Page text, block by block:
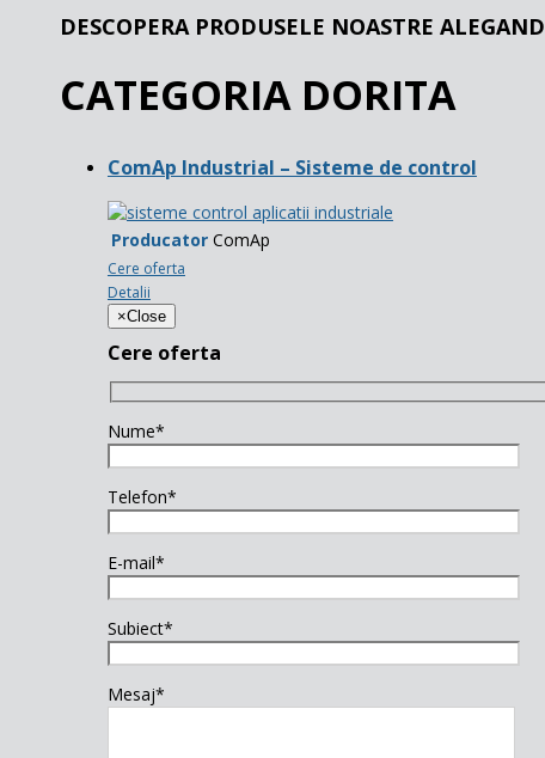
DESCOPERA PRODUSELE NOASTRE ALEGAND
CATEGORIA DORITA
ComAp Industrial – Sisteme de control
Producator ComAp
Cere oferta
Detalii
×Close
Cere oferta
Nume*
Telefon*
E-mail*
Subiect*
Mesaj*